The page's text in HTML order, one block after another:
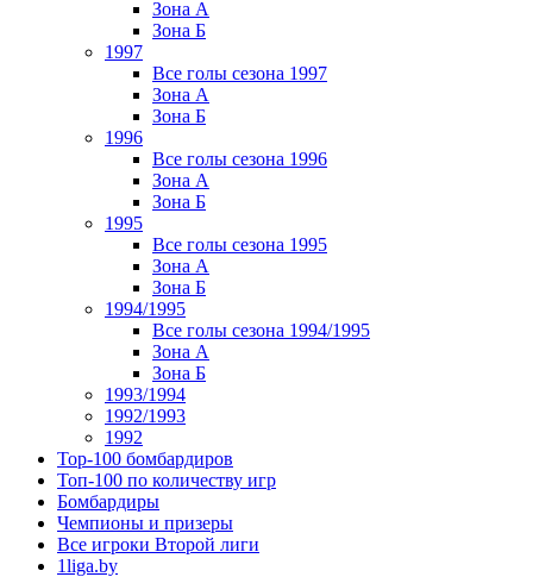
Зона А
Зона Б
1997
Все голы сезона 1997
Зона А
Зона Б
1996
Все голы сезона 1996
Зона А
Зона Б
1995
Все голы сезона 1995
Зона А
Зона Б
1994/1995
Все голы сезона 1994/1995
Зона А
Зона Б
1993/1994
1992/1993
1992
Top-100 бомбардиров
Топ-100 по количеству игр
Бомбардиры
Чемпионы и призеры
Все игроки Второй лиги
1liga.by